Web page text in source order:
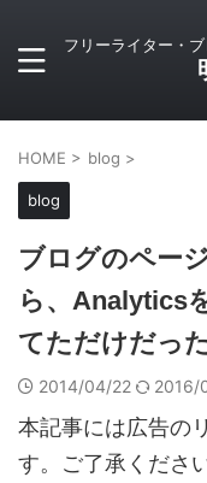
フリーライター・
HOME > blog >
blog
ブログのペー
ら、Analytics
てただけだっ
2014/04/22 2016/
本記事には広告の
す。ご了承くださ